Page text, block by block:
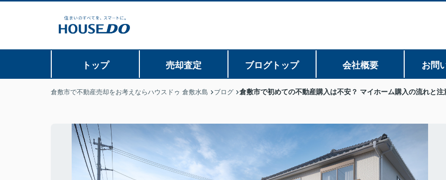
トップ 売却査定 ブログトップ 会社概要 お問
倉敷市で不動産売却をお考えならハウスドゥ 倉敷水島 ブログ 倉敷市で初めての不動産購入は不安？ マイホーム購入の流れと